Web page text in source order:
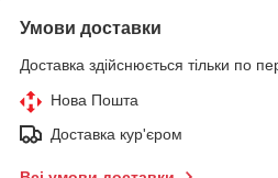
Умови доставки
Доставка здійснюється тільки по
Нова Пошта
Доставка кур'єром